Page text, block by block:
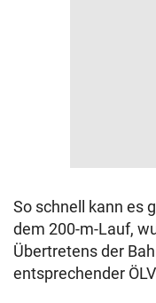
So schnell kann es
dem 200-m-Lauf,
Übertretens der
entsprechender